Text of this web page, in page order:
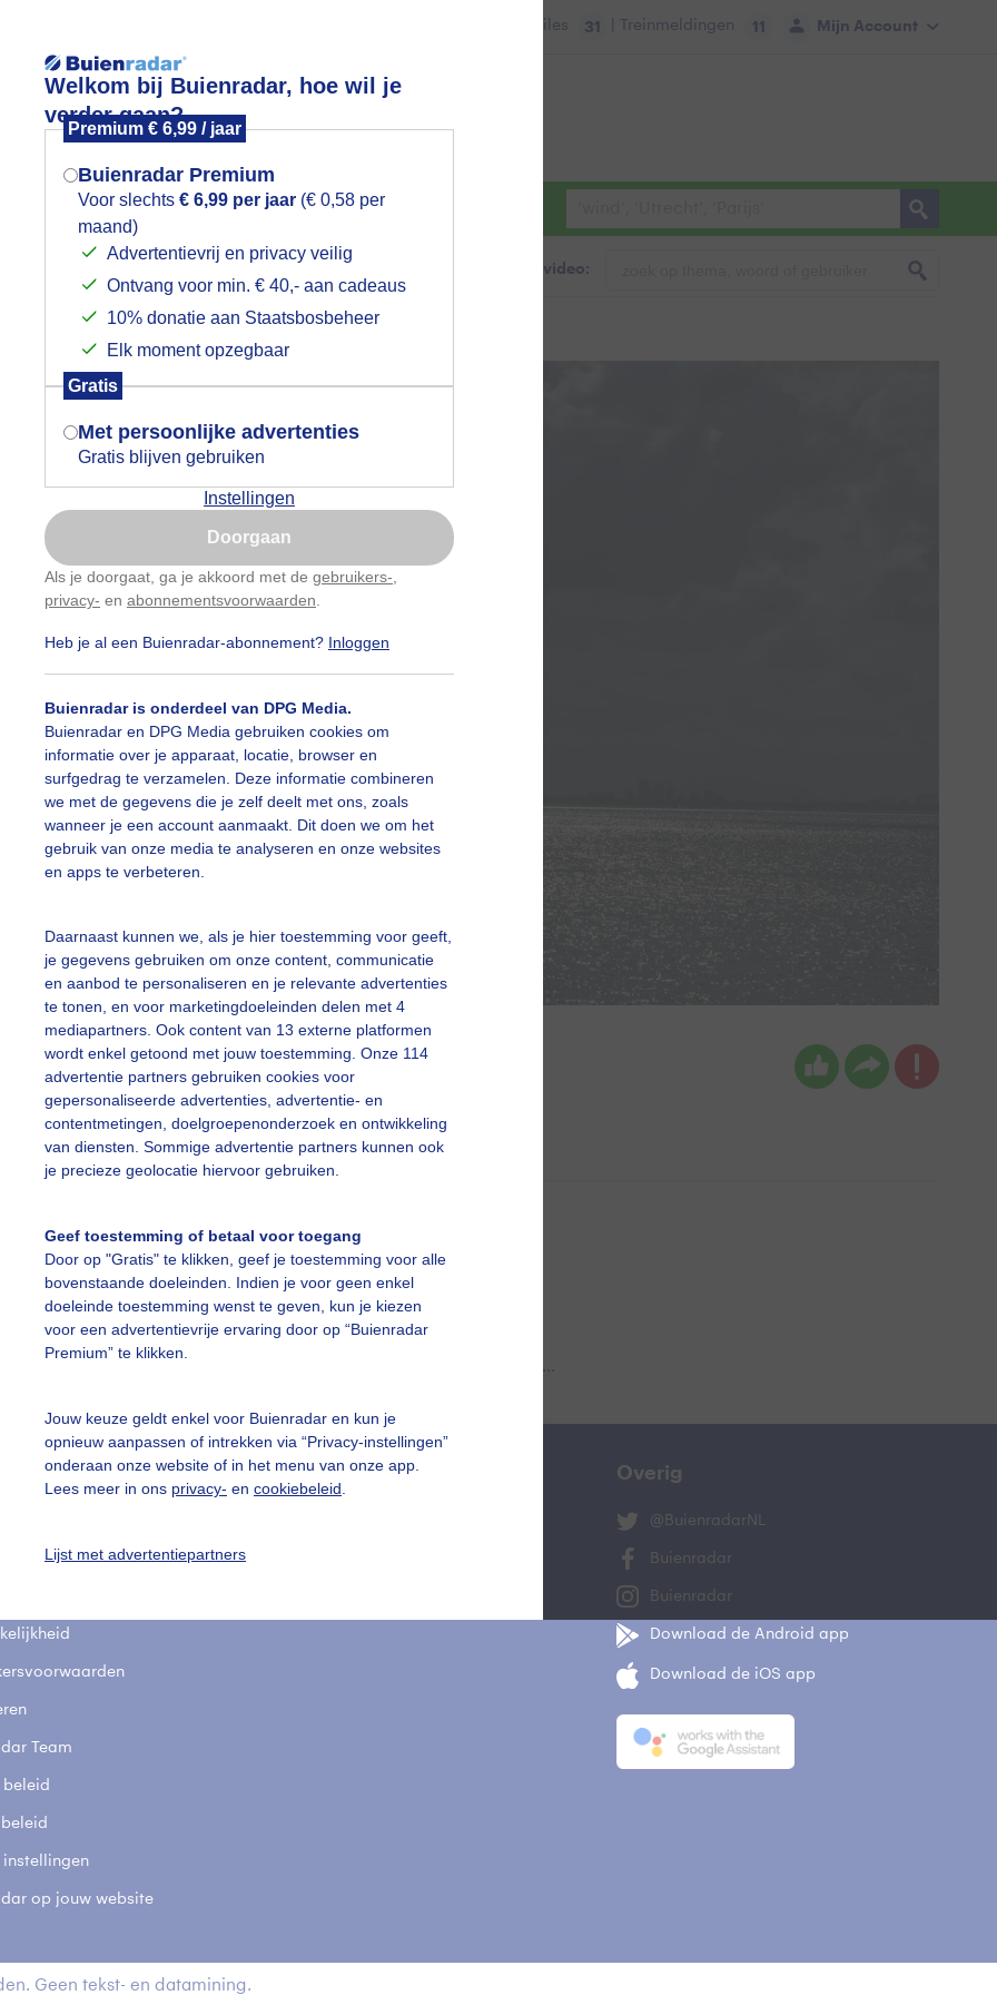
Welkom bij Buienradar, hoe wil je
verder gaan?
Premium € 6,99 / jaar
Buienradar Premium
Voor slechts € 6,99 per jaar (€ 0,58 per
maand)
Advertentievrij en privacy veilig
Ontvang voor min. € 40,- aan cadeaus
10% donatie aan Staatsbosbeheer
Elk moment opzegbaar
Gratis
Met persoonlijke advertenties
Gratis blijven gebruiken
Instellingen
Doorgaan
Als je doorgaat, ga je akkoord met de gebruikers-
privacy- en abonnementsvoorwaarden
Heb je al een Buienradar-abonnement? Inloggen
Buienradar is onderdeel van DPG Media.
Buienradar en DPG Media gebruiken cookies om
informatie over je apparaat, locatie, browser en
surfgedrag te verzamelen. Deze informatie combineren
we met de gegevens die je zelf deelt met ons, zoals
wanneer je een account aanmaakt. Dit doen we om het
gebruik van onze media te analyseren en onze websites
en apps te verbeteren.
Daarnaast kunnen we, als je hier toestemming voor geeft,
je gegevens gebruiken om onze content, communicatie
en aanbod te personaliseren en je relevante advertenties
te tonen, en voor marketingdoeleinden delen met 4
mediapartners. Ook content van 13 externe platformen
wordt enkel getoond met jouw toestemming. Onze 114
advertentie partners gebruiken cookies voor
gepersonaliseerde advertenties, advertentie- en
contentmetingen, doelgroepenonderzoek en ontwikkeling
van diensten. Sommige advertentie partners kunnen ook
je precieze geolocatie hiervoor gebruiken.
Geef toestemming of betaal voor toegang
Door op "Gratis" te klikken, geef je toestemming voor alle
bovenstaande doeleinden. Indien je voor geen enkel
doeleinde toestemming wenst te geven, kun je kiezen
voor een advertentievrije ervaring door op “Buienradar
Premium” te klikken.
Jouw keuze geldt enkel voor Buienradar en kun je
opnieuw aanpassen of intrekken via “Privacy-instellingen”
onderaan onze website of in het menu van onze app.
Lees meer in ons privacy- en cookiebeleid
Lijst met advertentiepartners
Mijn Account
Files 31 | Treinmeldingen 11
Foto en video Weerzine
Zoeken in foto & video:
naar Amsterdam
Hennie Wijlens Gemaakt: 13-05-2026, 89x bekeken
Zon Wolken
vragen
Team
beleid
instellingen
op jouw website
Mijn weer Overig
@BuienradarNL
Buienradar
Buienradar
Download de Android app
Download de iOS app
Geen tekst- en datamining.
Mogen we je locatie gebruiken voor
het weer?
Indien je hier nog geen akkoord op hebt
gegeven, verschijnt er zo een pop-up uit
je browser waarin deze toestemming
gevraagd wordt.
Is goed, toon de popup
Nu niet, misschien later
Gebruik je Safari en wil je niet elke dag deze pop-up
Klikhierom dit aan te passen